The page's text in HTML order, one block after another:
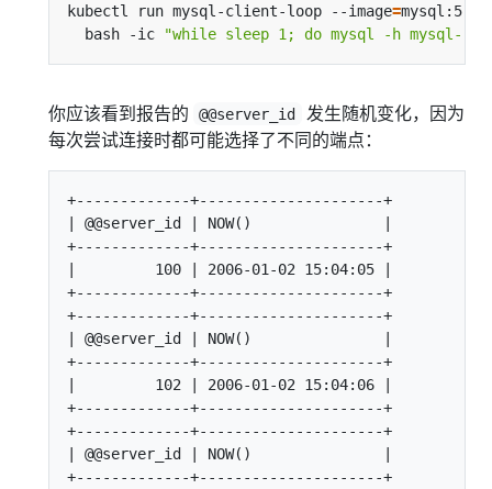
kubectl run mysql-client-loop --image=
  bash -ic
"while sleep 1; do mysql -h mysql-read
你应该看到报告的 @@server_id
发生随机变化，因为
每次尝试连接时都可能选择了不同的端点：
+-------------+---------------------+
| @@server_id | NOW()               |
+-------------+---------------------+
|         100 | 2006-01-02 15:04:05 |
+-------------+---------------------+
+-------------+---------------------+
| @@server_id | NOW()               |
+-------------+---------------------+
|         102 | 2006-01-02 15:04:06 |
+-------------+---------------------+
+-------------+---------------------+
| @@server_id | NOW()               |
+-------------+---------------------+